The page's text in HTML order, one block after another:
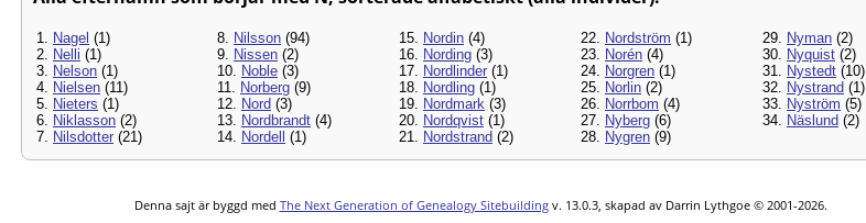
1. Nagel (1)
2. Nelli (1)
3. Nelson (1)
4. Nielsen (11)
5. Nieters (1)
6. Niklasson (2)
7. Nilsdotter (21)
8. Nilsson (94)
9. Nissen (2)
10. Noble (3)
11. Norberg (9)
12. Nord (3)
13. Nordbrandt (4)
14. Nordell (1)
15. Nordin (4)
16. Nording (3)
17. Nordlinder (1)
18. Nordling (1)
19. Nordmark (3)
20. Nordqvist (1)
21. Nordstrand (2)
22. Nordström (1)
23. Norén (4)
24. Norgren (1)
25. Norlin (2)
26. Norrbom (4)
27. Nyberg (6)
28. Nygren (9)
29. Nyman (2)
30. Nyquist (2)
31. Nystedt (10)
32. Nystrand (1)
33. Nyström (5)
34. Näslund (2)
Denna sajt är byggd med The Next Generation of Genealogy Sitebuildingv. 13.0.3, skapad av Darrin Lythgoe © 2001-2026.